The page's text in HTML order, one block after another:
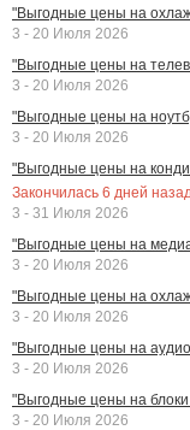
"Выгодные цены на
3 - 20 Июля 2026
"Выгодные цены на
3 - 20 Июля 2026
"Выгодные цены на
3 - 20 Июля 2026
"Выгодные цены на
Закончилась 6 дней назад
3 - 31 Июля 2026
"Выгодные цены на
3 - 20 Июля 2026
"Выгодные цены на
3 - 20 Июля 2026
"Выгодные цены на
3 - 20 Июля 2026
"Выгодные цены на
3 - 20 Июля 2026